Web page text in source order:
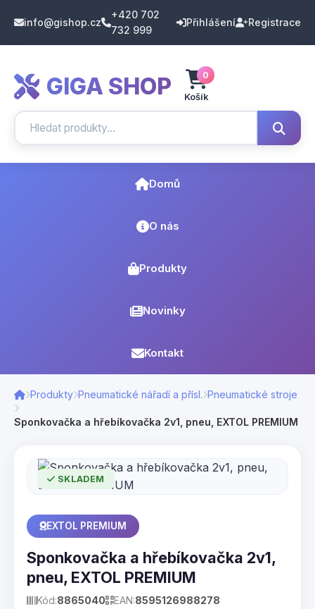
info@gishop.cz
+420 702
732 999
Přihlášení Registrace
GIGA SHOP 0
Košík
Domů
O nás
Produkty
Novinky
Kontakt
Produkty Pneumatické nářadí a přísl. Pneumatické stroje
Sponkovačka a hřebíkovačka 2v1, pneu, EXTOL PREMIUM
SKLADEM
EXTOL PREMIUM
Sponkovačka a hřebíkovačka 2v1,
pneu, EXTOL PREMIUM
Kód:8865040 EAN:8595126988278